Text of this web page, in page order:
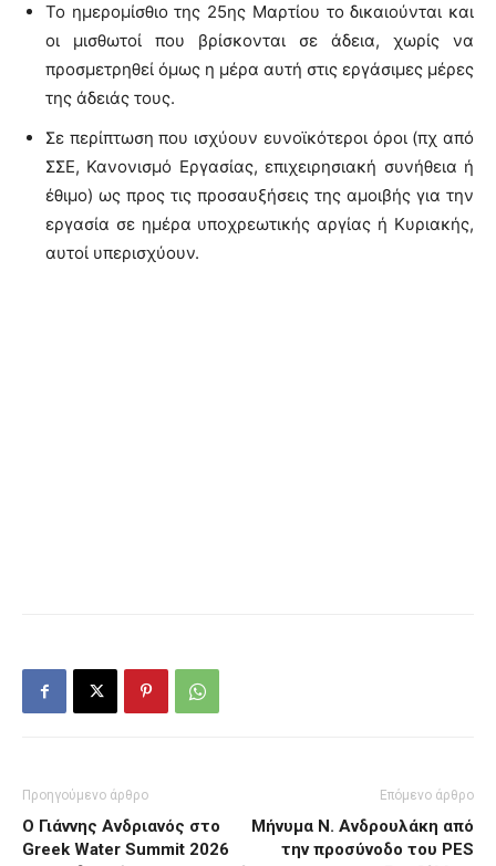
Το ημερομίσθιο της 25ης Μαρτίου το δικαιούνται και
οι μισθωτοί που βρίσκονται σε άδεια, χωρίς να
προσμετρηθεί όμως η μέρα αυτή στις εργάσιμες μέρες
της άδειάς τους.
Σε περίπτωση που ισχύουν ευνοϊκότεροι όροι (πχ από
ΣΣΕ, Κανονισμό Εργασίας, επιχειρησιακή συνήθεια ή
έθιμο) ως προς τις προσαυξήσεις της αμοιβής για την
εργασία σε ημέρα υποχρεωτικής αργίας ή Κυριακής,
αυτοί υπερισχύουν.
Προηγούμενο άρθρο
Ο Γιάννης Ανδριανός στο
Greek Water Summit 2026
Επόμενο άρθρο
Μήνυμα Ν. Ανδρουλάκη από
την προσύνοδο του PES